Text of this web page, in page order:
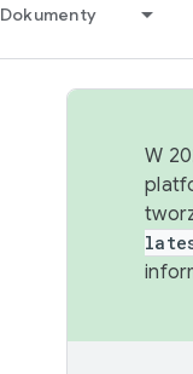
Dokumenty
W